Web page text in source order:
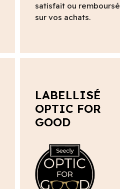
satisfait ou remboursé
sur vos achats.
LABELLISÉ
OPTIC FOR
GOOD